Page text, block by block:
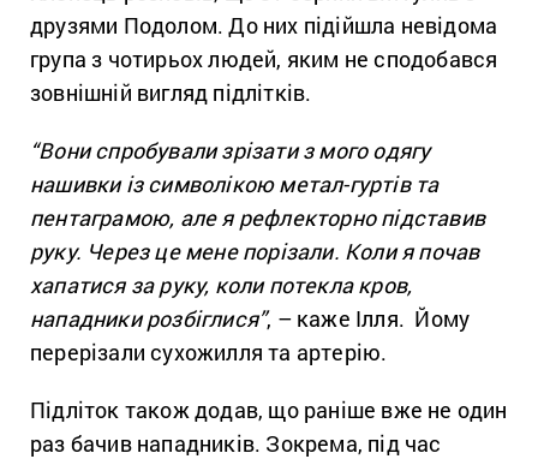
друзями Подолом. До них підійшла невідома
група з чотирьох людей, яким не сподобався
зовнішній вигляд підлітків.
“Вони спробували зрізати з мого одягу
нашивки із символікою метал-гуртів та
пентаграмою, але я рефлекторно підставив
руку. Через це мене порізали. Коли я почав
хапатися за руку, коли потекла кров,
нападники розбіглися”, – каже Ілля. Йому
перерізали сухожилля та артерію.
Підліток також додав, що раніше вже не один
раз бачив нападників. Зокрема, під час